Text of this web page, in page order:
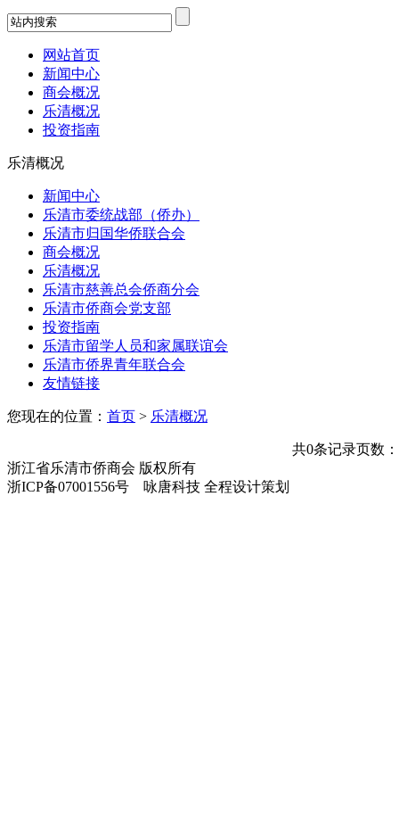
网站首页
新闻中心
商会概况
乐清概况
投资指南
乐清概况
新闻中心
乐清市委统战部（侨办）
乐清市归国华侨联合会
商会概况
乐清概况
乐清市慈善总会侨商分会
乐清市侨商会党支部
投资指南
乐清市留学人员和家属联谊会
乐清市侨界青年联合会
友情链接
您现在的位置： 首页 > 乐清概况
共0条记录页数
浙江省乐清市侨商会 版权所有
浙ICP备07001556号 咏唐科技 全程设计策划